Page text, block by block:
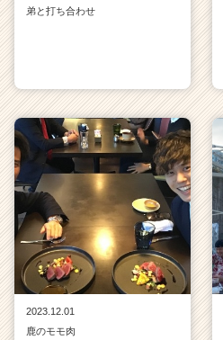
弟と打ち合わせ
2023.12.01
鹿のモモ肉